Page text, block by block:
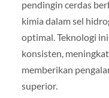
pendingin cerdas
kimia dalam sel
optimal. Teknologi
konsisten,
memberikan
superior.